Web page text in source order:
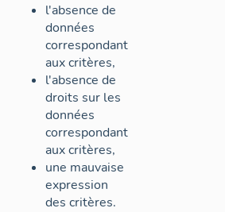
l'absence de
données
correspondant
aux critères,
l'absence de
droits sur les
données
correspondant
aux critères,
une mauvaise
expression
des critères.